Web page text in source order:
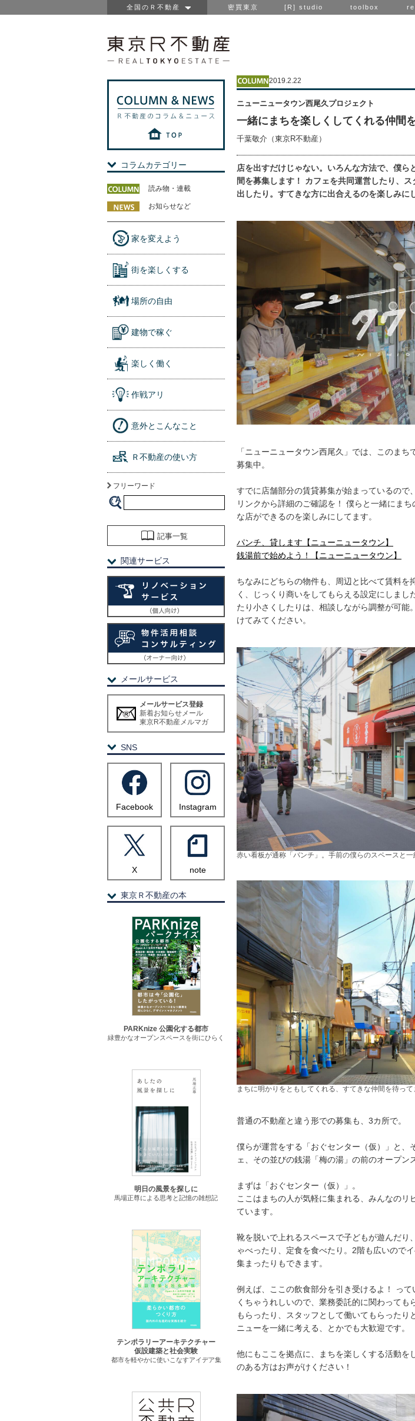
全国のＲ不動産 密買東京 [R] studio toolbox
2019.2.22
ニューニュータウン西尾久プロジェクト
一緒にまちを楽しくしてくれる仲間
千葉敬介（東京R不動産）
店を出すだけじゃない。いろんな方法で、僕ら
間を募集します！ カフェを共同運営したり、
出したり。すてきな方に出合えるのを楽しみに
「ニューニュータウン西尾久」では、このま
募集中。
すでに店舗部分の賃貸募集が始まっているので
リンクから詳細のご確認を！ 僕らと一緒にま
な店ができるのを楽しみにしてます。
パンチ、貸します【ニューニュータウン】
銭湯前で始めよう！【ニューニュータウン】
ちなみにどちらの物件も、周辺と比べて賃料を
く、じっくり商いをしてもらえる設定にしまし
たり小さくしたりは、相談しながら調整が可能
けてみてください。
赤い看板が通称「パンチ」。手前の僕らのスペースと
まちに明かりをともしてくれる、すてきな仲間を待って
普通の不動産と違う形での募集も、3カ所で。
僕らが運営をする「おぐセンター（仮）」と、
ェ、その並びの銭湯「梅の湯」の前のオープン
まずは「おぐセンター（仮）」。
ここはまちの人が気軽に集まれる、みんなのリ
ています。
靴を脱いで上れるスペースで子どもが遊んだり
ゃべったり、定食を食べたり。2階も広いので
集まったりもできます。
例えば、ここの飲食部分を引き受けるよ！ っ
くちゃうれしいので、業務委託的に関わっても
もらったり、スタッフとして働いてもらったり
ニューを一緒に考える、とかでも大歓迎です。
他にもここを拠点に、まちを楽しくする活動を
のある方はお声がけください！
コラムカテゴリー
読み物・連載
お知らせなど
家を変えよう
街を楽しくする
場所の自由
建物で稼ぐ
楽しく働く
作戦アリ
意外とこんなこと
Ｒ不動産の使い方
フリーワード
記事一覧
関連サービス
メールサービス
メールサービス登録
新着お知らせメール
東京R不動産メルマガ
SNS
Facebook Instagram
X note
東京Ｒ不動産の本
PARKnize 公園化する都市
緑豊かなオープンスペースを街にひらく
明日の風景を探しに
馬場正尊による思考と記憶の雑想記
テンポラリーアーキテクチャー
仮設建築と社会実験
都市を軽やかに使いこなすアイデア集